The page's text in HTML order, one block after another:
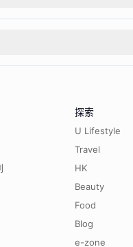
探索
U Lifestyle
Travel
HK
Beauty
Food
Blog
e-zone